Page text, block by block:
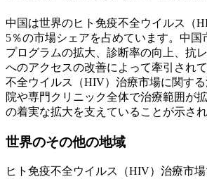
中国は世界のヒト免疫不全ウイルス（
5％の市場シェアを占めています。中国
プログラムの拡大、診断率の向上、抗
へのアクセスの改善によって牽引され
不全ウイルス（HIV）治療市場に関す
院や専門クリニック全体で治療範囲が
の着実な拡大を支えていることが示され
世界のその他の地域
ヒト免疫不全ウイルス（HIV）治療市